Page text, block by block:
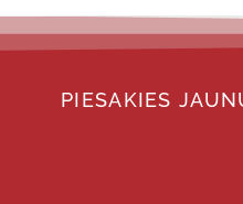
PIESAKIES